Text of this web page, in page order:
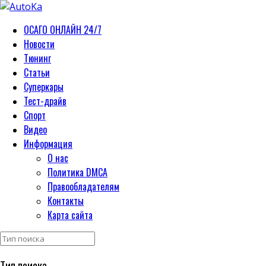
ОСАГО ОНЛАЙН 24/7
Новости
Тюнинг
Статьи
Суперкары
Тест-драйв
Спорт
Видео
Информация
О нас
Политика DMCA
Правообладателям
Контакты
Карта сайта